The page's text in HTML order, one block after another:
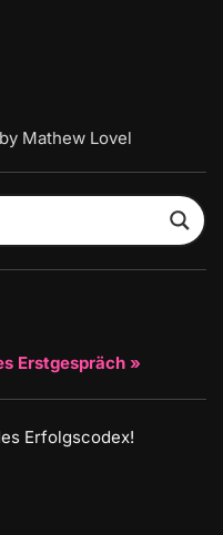
Mathew Lovel
Erstgespräch »
Erfolgscodex!